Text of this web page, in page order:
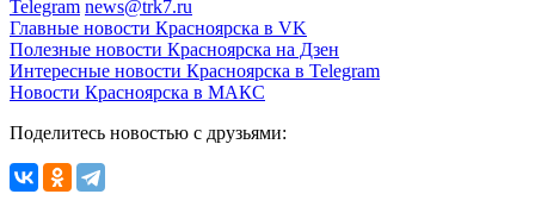
Telegram news@trk7.ru
Главные новости Красноярска в VK
Полезные новости Красноярска на Дзен
Интересные новости Красноярска в Telegram
Новости Красноярска в МАКС
Поделитесь новостью с друзьями: